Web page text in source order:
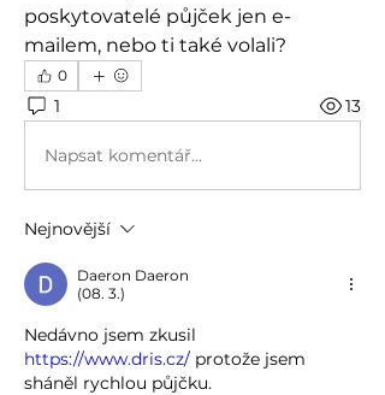
poskytovatelé půjček jen e-
mailem, nebo ti také volali?
0
1 13
Napsat komentář...
Nejnovější
Daeron Daeron
(08. 3.)
https://www.dris.cz/ protože jsem
sháněl rychlou půjčku.